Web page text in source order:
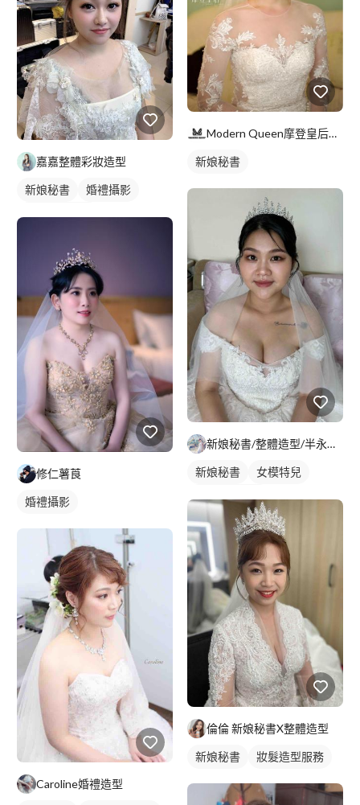
嘉嘉整體彩妝造型
新娘秘書
婚禮攝影
修仁薯莨
婚禮攝影
Caroline婚禮造型
Modern Queen摩登皇后婚紗工作室
新娘秘書
新娘秘書/整體造型/半永久 Penny
新娘秘書
女模特兒
倫倫 新娘秘書X整體造型
新娘秘書 妝髮造型服務